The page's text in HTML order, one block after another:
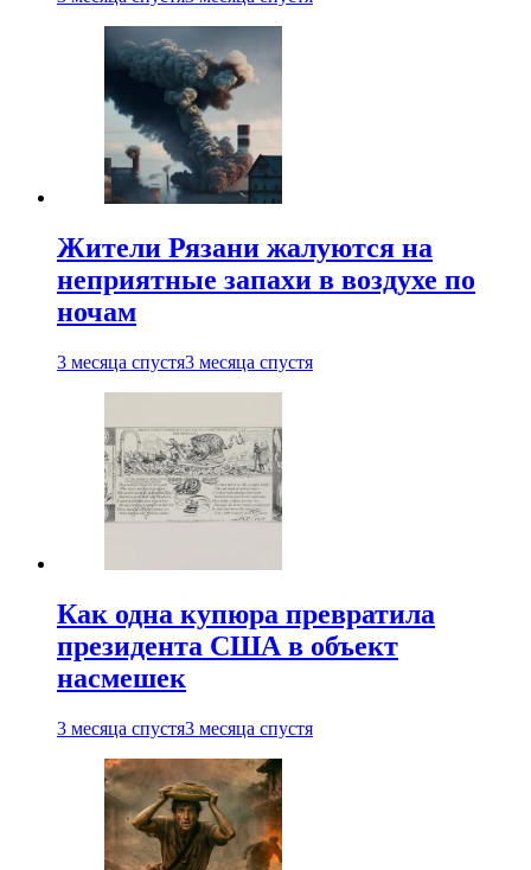
Жители Рязани жалуются на
неприятные запахи в воздухе по
ночам
3 месяца спустя3 месяца спустя
Как одна купюра превратила
президента США в объект
насмешек
3 месяца спустя3 месяца спустя